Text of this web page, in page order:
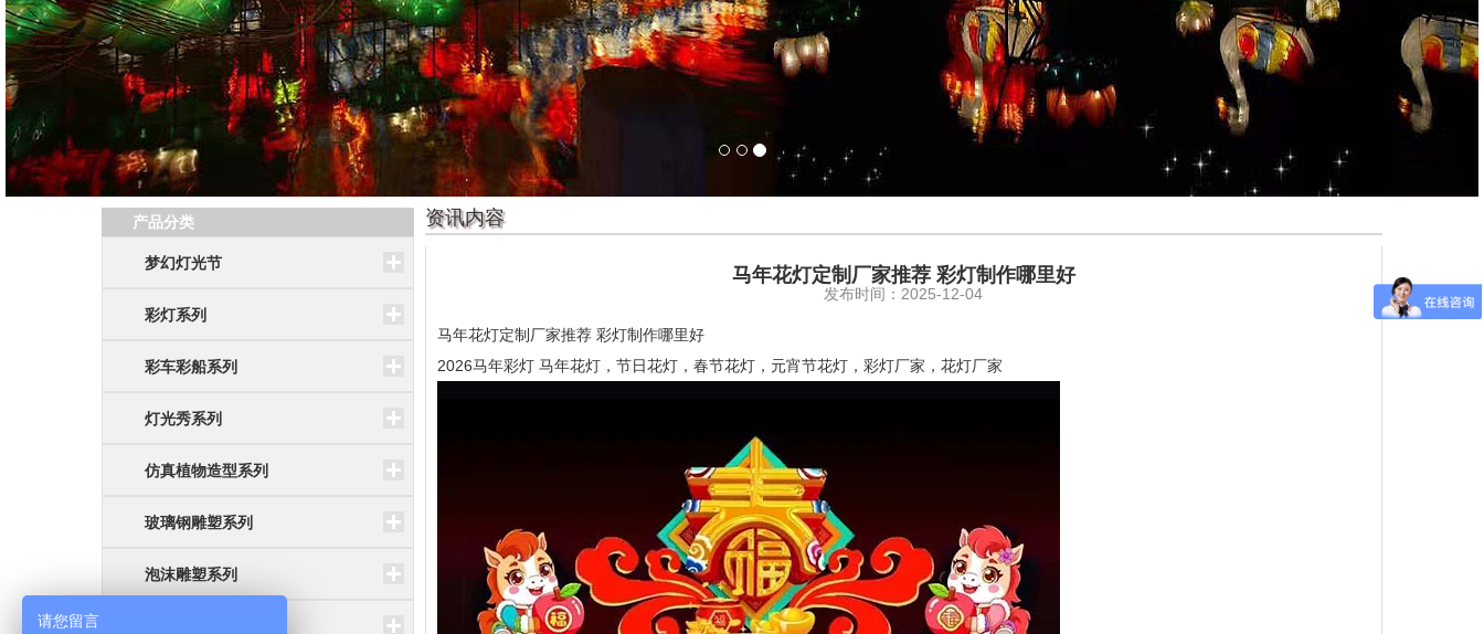
产品分类
梦幻灯光节
彩灯系列
彩车彩船系列
灯光秀系列
仿真植物造型系列
玻璃钢雕塑系列
泡沫雕塑系列
资讯内容
马年花灯定制厂家推荐 彩灯制作哪里好
发布时间：2025-12-04
马年花灯定制厂家推荐 彩灯制作哪里好
2026马年彩灯 马年花灯，节日花灯，春节花灯，元宵节花灯，彩灯厂家，花灯厂家
请您留言